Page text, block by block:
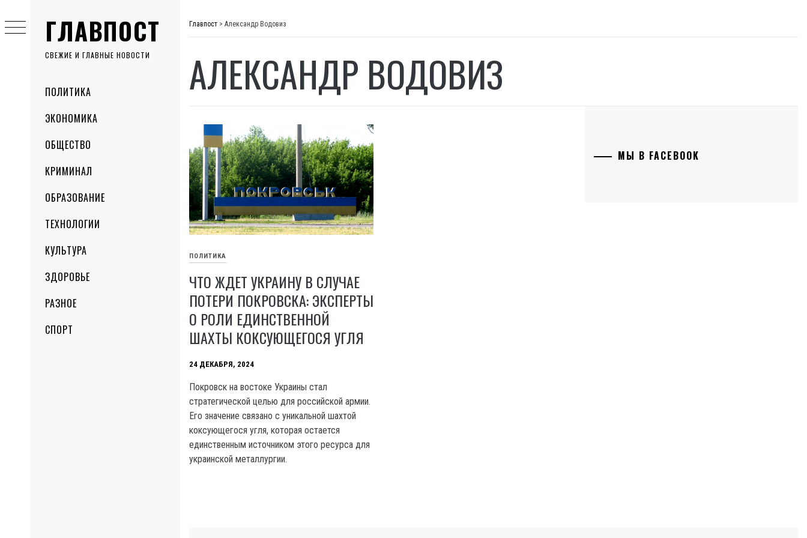
ГЛАВПОСТ
СВЕЖИЕ И ГЛАВНЫЕ НОВОСТИ
MenuПОЛИТИКА
ЭКОНОМИКА
ОБЩЕСТВО
КРИМИНАЛ
ОБРАЗОВАНИЕ
ТЕХНОЛОГИИ
КУЛЬТУРА
ЗДОРОВЬЕ
РАЗНОЕ
СПОРТ
to
content
Главпост > Александр Водовиз
АЛЕКСАНДР ВОДОВИЗ
ПОЛИТИКА
ЧТО ЖДЕТ УКРАИНУ В СЛУЧАЕ
ПОТЕРИ ПОКРОВСКА: ЭКСПЕРТЫ
О РОЛИ ЕДИНСТВЕННОЙ
ШАХТЫ КОКСУЮЩЕГОСЯ УГЛЯ
24 ДЕКАБРЯ, 2024
Покровск на востоке Украины стал
стратегической целью для российской армии.
Его значение связано с уникальной шахтой
коксующегося угля, которая остается
единственным источником этого ресурса для
украинской металлургии.
МЫ В FACEBOOK